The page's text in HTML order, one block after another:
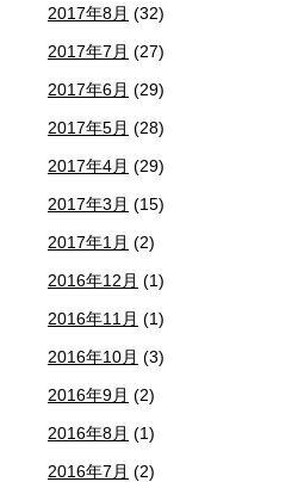
2017年8月 (32)
2017年7月 (27)
2017年6月 (29)
2017年5月 (28)
2017年4月 (29)
2017年3月 (15)
2017年1月 (2)
2016年12月 (1)
2016年11月 (1)
2016年10月 (3)
2016年9月 (2)
2016年8月 (1)
2016年7月 (2)